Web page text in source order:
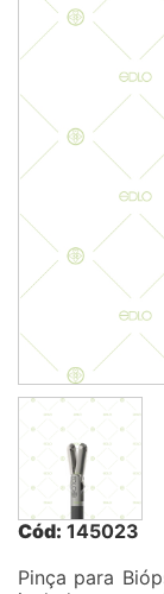
Cód: 145023
Pinça para